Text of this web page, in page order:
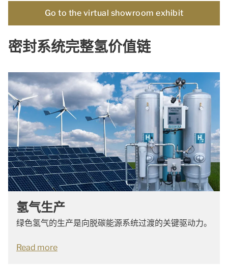
Go to the virtual showroom exhibit
密封系统完整氢价值链
氢气生产
绿色氢气的生产是向脱碳能源系统过渡的关键驱动力。
Read more